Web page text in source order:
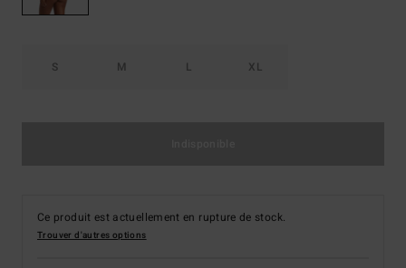
S M L XL
Ce produit est actuellement en rupture de stock.
Trouver d'autres options